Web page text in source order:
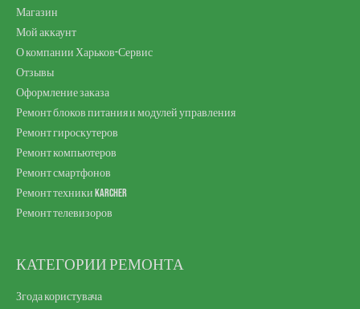
Магазин
Мой аккаунт
О компании Харьков-Сервис
Отзывы
Оформление заказа
Ремонт блоков питания и модулей управления
Ремонт гироскутеров
Ремонт компьютеров
Ремонт смартфонов
Ремонт техники Karcher
Ремонт телевизоров
КАТЕГОРИИ РЕМОНТА
Згода користувача